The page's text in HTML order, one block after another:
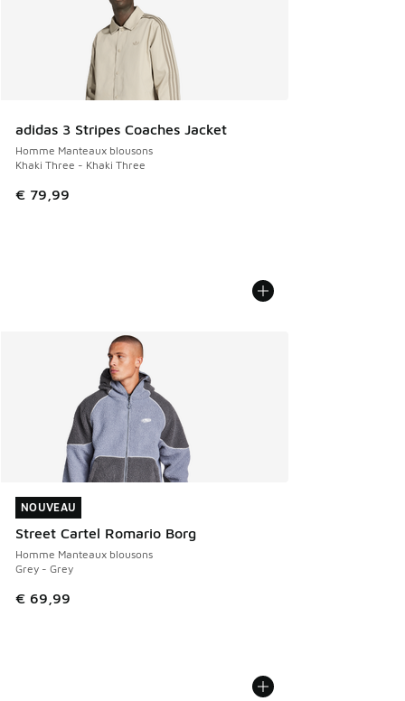
adidas 3 Stripes Coaches Jacket
Homme Manteaux blousons
Khaki Three - Khaki Three
€ 79,99
NOUVEAU
Street Cartel Romario Borg
Homme Manteaux blousons
Grey - Grey
€ 69,99
NOUVEAU